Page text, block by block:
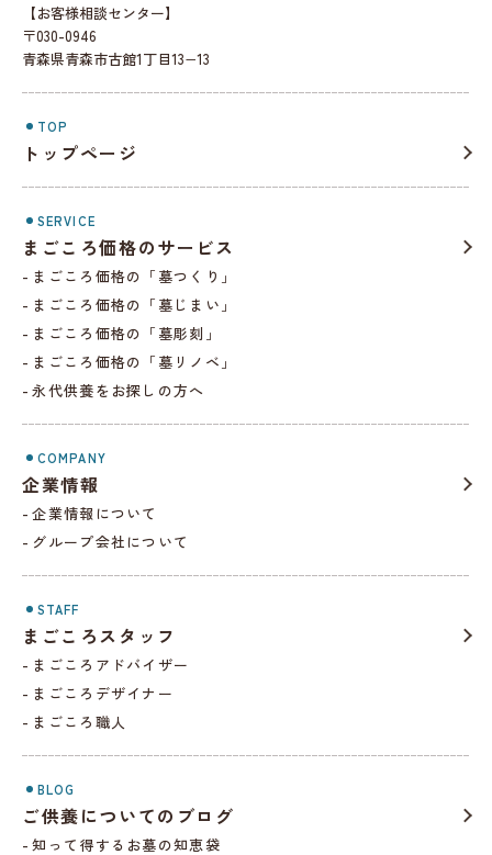
【お客様相談センター】
〒030-0946
青森県青森市古館1丁目13−13
TOP
トップページ
SERVICE
まごころ価格のサービス
まごころ価格の「墓つくり」
まごころ価格の「墓じまい」
まごころ価格の「墓彫刻」
まごころ価格の「墓リノベ」
永代供養をお探しの方へ
COMPANY
企業情報
企業情報について
グループ会社について
STAFF
まごころスタッフ
まごころアドバイザー
まごころデザイナー
まごころ職人
BLOG
ご供養についてのブログ
知って得するお墓の知恵袋